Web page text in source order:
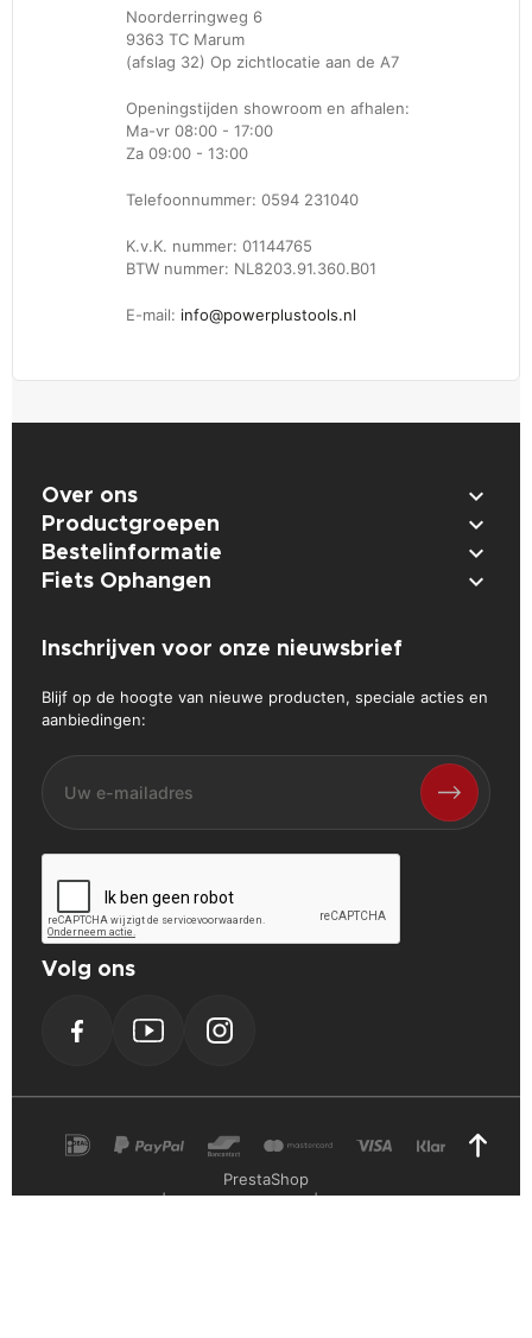
Noorderringweg 6
9363 TC Marum
(afslag 32) Op zichtlocatie aan de A7
Openingstijden showroom en afhalen:
Ma-vr 08:00 - 17:00
Za 09:00 - 13:00
Telefoonnummer: 0594 231040
K.v.K. nummer: 01144765
BTW nummer: NL8203.91.360.B01
E-mail: info@powerplustools.nl
Over ons 
Productgroepen 
Bestelinformatie 
Fiets Ophangen 
Inschrijven voor onze nieuwsbrief
Blijf op de hoogte van nieuwe producten, speciale acties en
aanbiedingen:
Volg ons
PrestaShop
Cookie Verklaring
Privacy Verklaring
Algemene voorwaarden